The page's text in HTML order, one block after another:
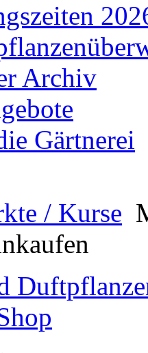
Archiv
Gärtnerei
/ Kurse